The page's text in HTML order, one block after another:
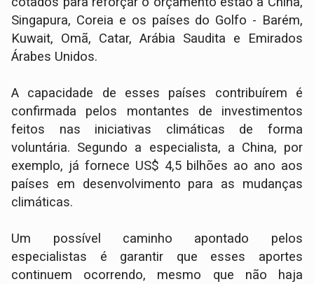
Singapura, Coreia e os países do Golfo - Barém,
Kuwait, Omã, Catar, Arábia Saudita e Emirados
Árabes Unidos.
A capacidade de esses países contribuírem é
confirmada pelos montantes de investimentos
feitos nas iniciativas climáticas de forma
voluntária. Segundo a especialista, a China, por
exemplo, já fornece US$ 4,5 bilhões ao ano aos
países em desenvolvimento para as mudanças
climáticas.
Um possível caminho apontado pelos
especialistas é garantir que esses aportes
continuem ocorrendo, mesmo que não haja